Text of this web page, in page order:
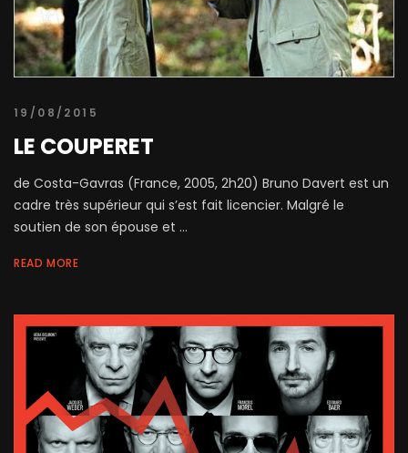
19/08/2015
LE COUPERET
de Costa-Gavras (France, 2005, 2h20) Bruno Davert est un
cadre très supérieur qui s’est fait licencier. Malgré le
soutien de son épouse et ...
READ MORE